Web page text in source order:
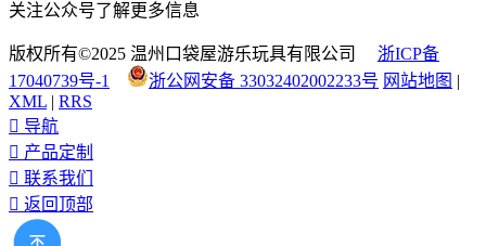
关注公众号了解更多信息
版权所有©2025 温州口袋屋游乐玩具有限公司 浙ICP备
17040739号-1
浙公网安备 33032402002233号 网站地图 |
XML | RRS
 导航
 产品定制
 联系我们
 返回顶部